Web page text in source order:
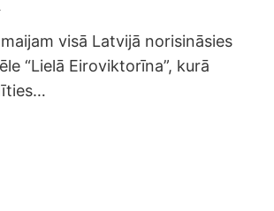
visā Latvijā norisināsies
“Lielā Eiroviktorīna”, kurā